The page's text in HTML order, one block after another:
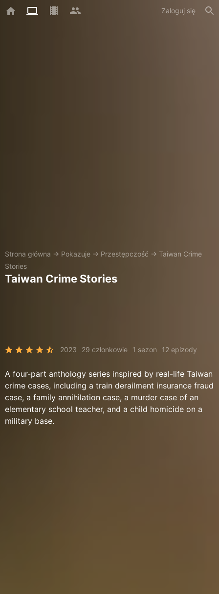
Zaloguj się
Strona główna → Pokazuje → Przestępczość → Taiwan Crime
Stories
Taiwan Crime Stories
2023 29 członkowie 1 sezon 12 epizody
A four-part anthology series inspired by real-life Taiwan
crime cases, including a train derailment insurance fraud
case, a family annihilation case, a murder case of an
elementary school teacher, and a child homicide on a
military base.